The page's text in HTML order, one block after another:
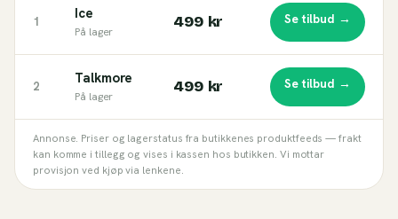
1 Ice
På lager
499 kr Se tilbud →
2 Talkmore
På lager
499 kr Se tilbud →
Annonse. Priser og lagerstatus fra butikkenes produktfeeds — frakt
kan komme i tillegg og vises i kassen hos butikken. Vi mottar
provisjon ved kjøp via lenkene.